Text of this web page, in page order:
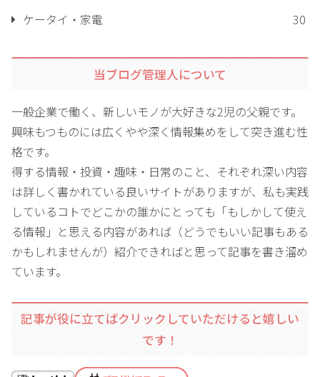
ケータイ・家電
30
当ブログ管理人について
一般企業で働く、新しいモノが大好きな2児の父親です。
興味もつものには広くやや深く情報集めをして突き進む性
格です。
得する情報・投資・趣味・日常のこと、それぞれ深い内容
は詳しく書かれている良いサイトがありますが、私も実践
しているコトでどこかの誰かにとっても「もしかして使え
る情報」と思える内容があれば（どうでもいい記事もある
かもしれませんが）紹介できればと思って記事を書き溜め
ています。
記事が役に立てばクリックしていただけると嬉しい
です！